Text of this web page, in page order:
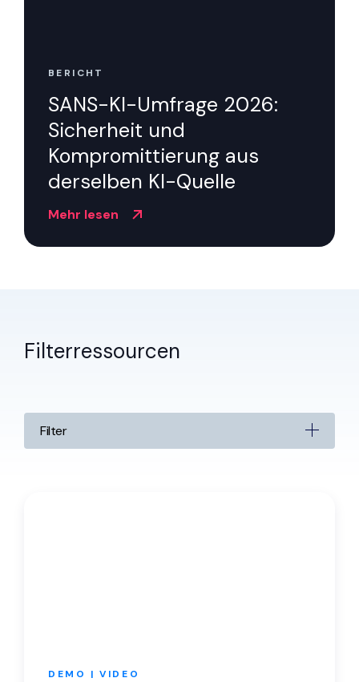
Blog
Unterstützung
BERICHT
SANS-KI-Umfrage 2026:
Sicherheit und
Kompromittierung aus
derselben KI-Quelle
Mehr lesen
Filterressourcen
Filter
DEMO | VIDEO